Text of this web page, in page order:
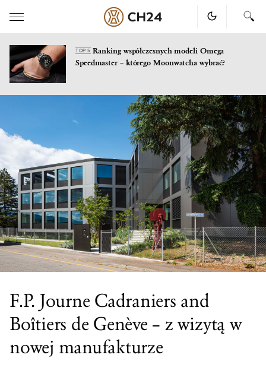
content
TOP 5Ranking współczesnych modeli Omega
Speedmaster – którego Moonwatcha wybrać?
F.P. Journe Cadraniers and
Boîtiers de Genève – z wizytą w
nowej manufakturze